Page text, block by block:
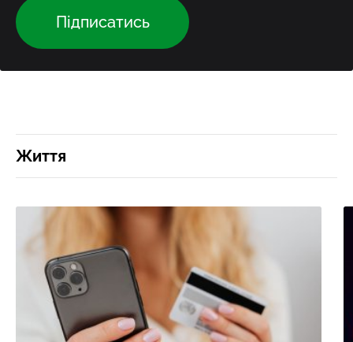
Підписатись
Життя